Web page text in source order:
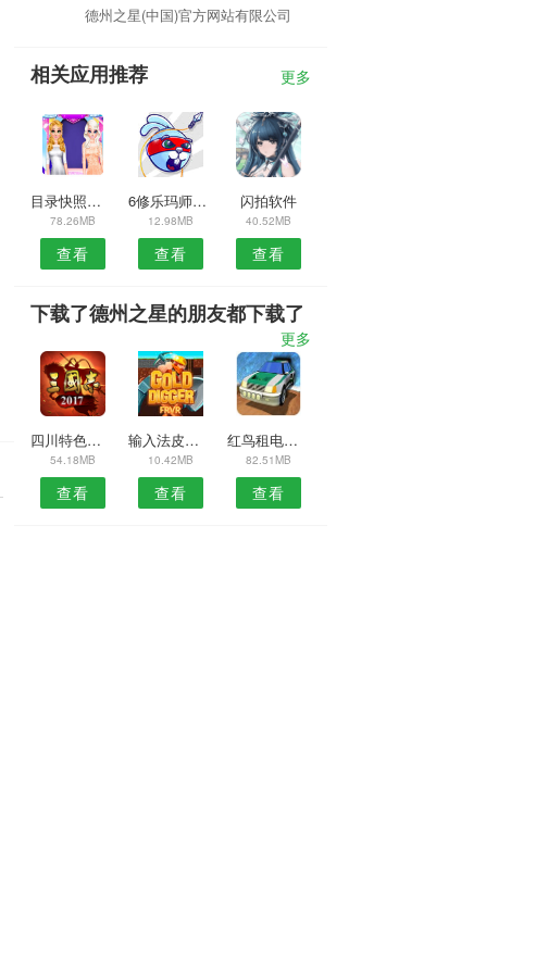
德州之星(中国)官方网站有限公司
相关应用推荐 更多
目录快照安卓版
78.26MB
查看
6修乐玛师傅端
12.98MB
查看
闪拍软件
40.52MB
查看
下载了德州之星的朋友都下载了
更多
四川特色民宿安卓版
54.18MB
查看
输入法皮肤控APP
10.42MB
查看
红鸟租电预约安卓版
82.51MB
查看